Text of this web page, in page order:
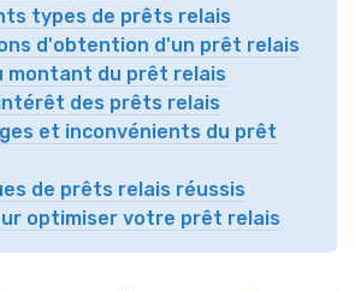
types de prêts relais
d'obtention d'un prêt relais
montant du prêt relais
des prêts relais
et inconvénients du prêt
de prêts relais réussis
optimiser votre prêt relais